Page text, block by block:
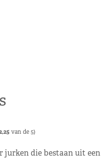
van de 5)
jurken die bestaan uit een